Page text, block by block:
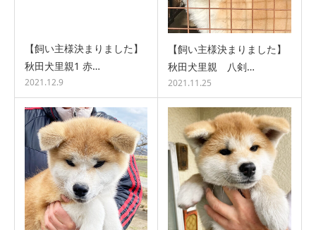
【飼い主様決まりました】
秋田犬里親1 赤…
2021.12.9
【飼い主様決まりました】
秋田犬里親 八剣…
2021.11.25